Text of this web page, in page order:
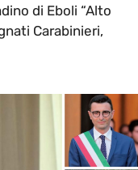
di Eboli “Alto
Carabinieri,